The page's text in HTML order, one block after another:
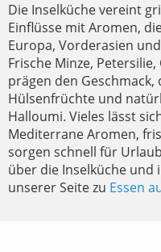
Die Inselküche vereint
Einflüsse mit Aromen,
Europa, Vorderasien
Frische Minze,
prägen den
Hülsenfrüchte und
Halloumi. Vieles lässt
Mediterrane Aromen,
sorgen schnell für
über die Inselküche und
unserer Seite zu Essen